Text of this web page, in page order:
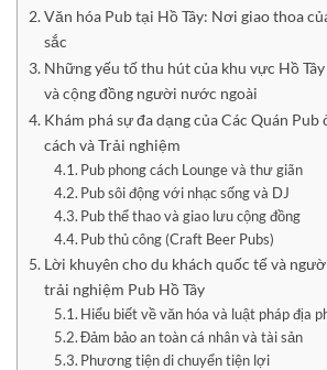
Văn hóa Pub tại Hồ Tây: Nơi giao thoa
sắc
Những yếu tố thu hút của khu vực Hồ
và cộng đồng người nước ngoài
Khám phá sự đa dạng của Các Quán Pub
cách và Trải nghiệm
Pub phong cách Lounge và thư giãn
Pub sôi động với nhạc sống và DJ
Pub thể thao và giao lưu cộng đồng
Pub thủ công (Craft Beer Pubs)
Lời khuyên cho du khách quốc tế và
trải nghiệm Pub Hồ Tây
Hiểu biết về văn hóa và luật pháp địa
Đảm bảo an toàn cá nhân và tài sản
Phương tiện di chuyển tiện lợi